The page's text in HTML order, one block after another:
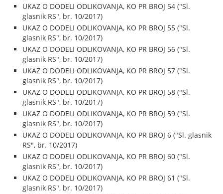
UKAZ O DODELI ODLIKOVANJA, KO PR BROJ 54 ("Sl.
glasnik RS", br. 10/2017)
UKAZ O DODELI ODLIKOVANJA, KO PR BROJ 55 ("Sl.
glasnik RS", br. 10/2017)
UKAZ O DODELI ODLIKOVANJA, KO PR BROJ 56 ("Sl.
glasnik RS", br. 10/2017)
UKAZ O DODELI ODLIKOVANJA, KO PR BROJ 57 ("Sl.
glasnik RS", br. 10/2017)
UKAZ O DODELI ODLIKOVANJA, KO PR BROJ 58 ("Sl.
glasnik RS", br. 10/2017)
UKAZ O DODELI ODLIKOVANJA, KO PR BROJ 59 ("Sl.
glasnik RS", br. 10/2017)
UKAZ O DODELI ODLIKOVANJA, KO PR BROJ 6 ("Sl. glasnik
RS", br. 10/2017)
UKAZ O DODELI ODLIKOVANJA, KO PR BROJ 60 ("Sl.
glasnik RS", br. 10/2017)
UKAZ O DODELI ODLIKOVANJA, KO PR BROJ 61 ("Sl.
glasnik RS", br. 10/2017)